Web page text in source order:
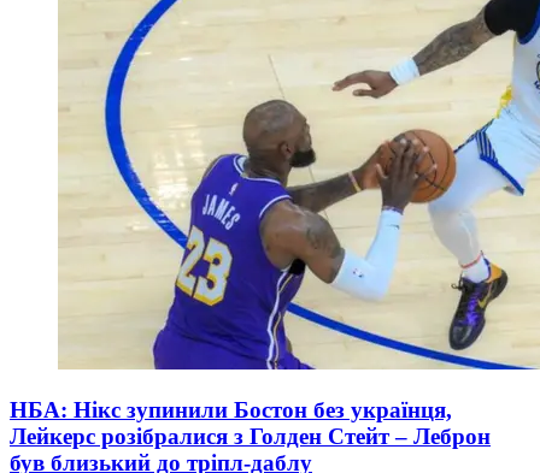
НБА: Нікс зупинили Бостон без українця,
Лейкерс розібралися з Голден Стейт – Леброн
був близький до тріпл-даблу